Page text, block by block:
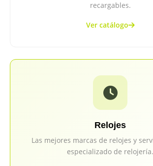
recargables.
Ver catálogo
Relojes
Las mejores marcas de relojes y
especializado de relojería.